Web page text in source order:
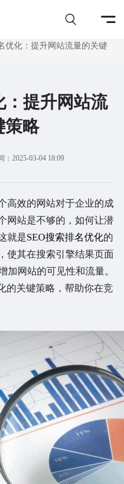
优化：提升网站流量的关键
：提升网站流
策略
：2025-03-04 18:09
效的网站对于企业的成
网站是不够的，如何让潜
就是SEO搜索排名优化的
使其在搜索引擎结果页面
加网站的可见性和流量。
的关键策略，帮助你在竞